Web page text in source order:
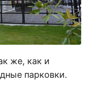
же, как и
парковки.